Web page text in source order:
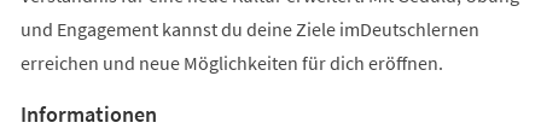
und Engagement kannst du deine Ziele imDeutschlernen
erreichen und neue Möglichkeiten für dich eröffnen.
Informationen